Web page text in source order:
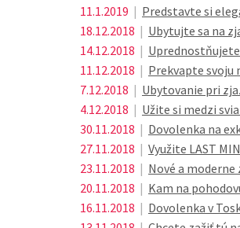
11.1.2019 | Predstavte si
18.12.2018 | Ubytujte sa na
14.12.2018 |
11.12.2018 | Prekvapte svoju
7.12.2018 | Ubytovanie pri
4.12.2018 | Užite si medzi
30.11.2018 | Dovolenka na
27.11.2018 | Využite LAST
23.11.2018 | Nové a
20.11.2018 | Kam na
16.11.2018 | Dovolenka v